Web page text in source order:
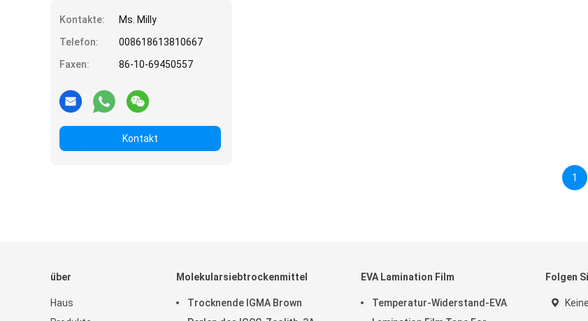
Kontakte:
Ms. Milly
Telefon:
008618613810667
Faxen:
86-10-69450557
Kontakt
1
über
Haus
Molekularsiebtrockenmittel
Trocknende IGMA Brown
EVA Lamination Film
Temperatur-Widerstand-EVA
Folgen